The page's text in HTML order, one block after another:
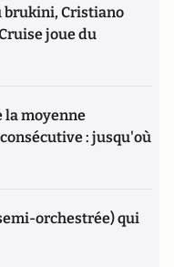
brukini, Cristiano
joue du
la moyenne
: jusqu'où
orchestrée) qui